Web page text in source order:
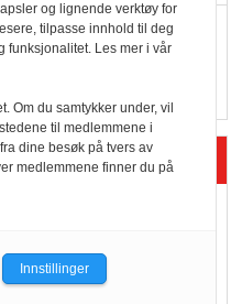
1 milliard i
Trues av
og lignende verktøy for
tilpasse innhold til deg
funksjonalitet. Les mer i vår
Om du samtykker under, vil
til medlemmene i
dine besøk på tvers av
medlemmene finner du på
Innstillinger